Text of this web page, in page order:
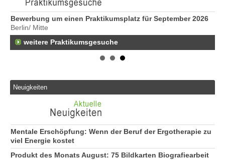
Bewerbung um einen Praktikumsplatz für September 2026
Berlin/ Mitte
weitere Praktikumsgesuche
Neuigkeiten
Mentale Erschöpfung: Wenn der Beruf der Ergotherapie zu
viel Energie kostet
Produkt des Monats August: 75 Bildkarten Biografiearbeit